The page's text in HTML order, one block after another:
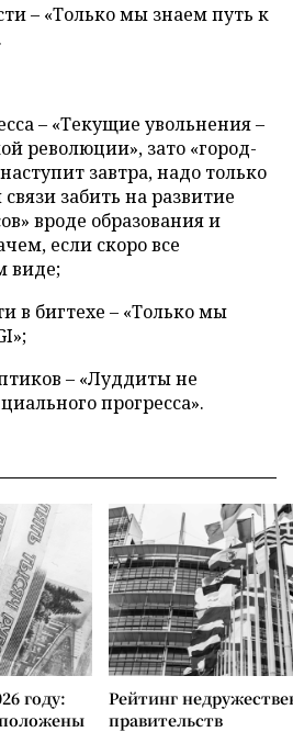
– «Только мы знаем путь к
– «Текущие увольнения –
революции», зато «город-
завтра, надо только
забить на развитие
вроде образования и
если скоро все
виде;
в бигтехе – «Только мы
– «Луддиты не
прогресса».
году:
Рейтинг
правительств